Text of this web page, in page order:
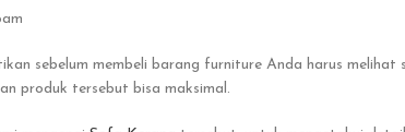
sebelum membeli barang furniture Anda harus
produk tersebut bisa maksimal.